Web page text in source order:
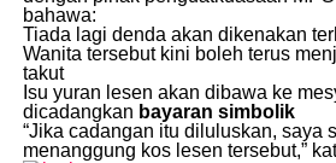
bahawa:
Tiada lagi denda akan dikenakan
Wanita tersebut kini boleh terus
takut
Isu yuran lesen akan dibawa ke
dicadangkan bayaran simbolik
“Jika cadangan itu diluluskan, saya
menanggung kos lesen tersebut,”